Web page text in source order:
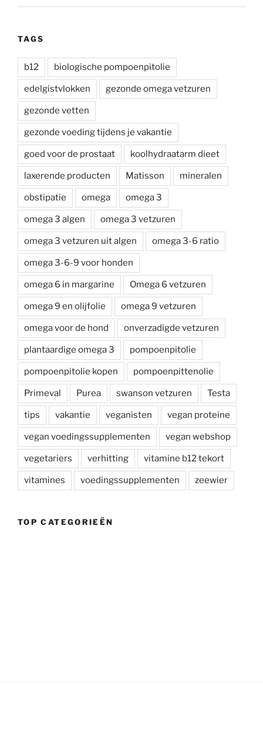
TAGS
b12 biologische pompoenpitolie
edelgistvlokken gezonde omega vetzuren
gezonde vetten
gezonde voeding tijdens je vakantie
goed voor de prostaat koolhydraatarm dieet
laxerende producten Matisson mineralen
obstipatie omega omega 3
omega 3 algen omega 3 vetzuren
omega 3 vetzuren uit algen omega 3-6 ratio
omega 3-6-9 voor honden
omega 6 in margarine Omega 6 vetzuren
omega 9 en olijfolie omega 9 vetzuren
omega voor de hond onverzadigde vetzuren
plantaardige omega 3 pompoenpitolie
pompoenpitolie kopen pompoenpittenolie
Primeval Purea swanson vetzuren Testa
tips vakantie veganisten vegan proteine
vegan voedingssupplementen vegan webshop
vegetariers verhitting vitamine b12 tekort
vitamines voedingssupplementen zeewier
TOP CATEGORIEËN